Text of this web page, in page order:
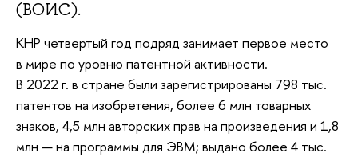
(ВОИС).
КНР четвертый год подряд занимает первое место
в мире по уровню патентной активности.
В 2022 г. в стране были зарегистрированы 798 тыс.
патентов на изобретения, более 6 млн товарных
знаков, 4,5 млн авторских прав на произведения и 1,8
млн — на программы для ЭВМ; выдано более 4 тыс.